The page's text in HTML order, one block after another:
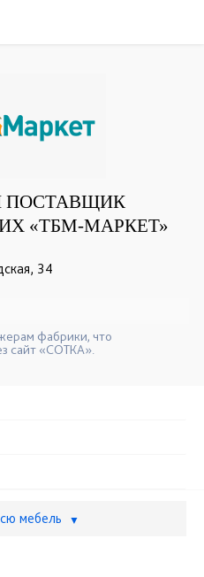
ПОСТАВЩИК
«ТБМ-МАРКЕТ»
34
фабрики, что
сайт «СОТКА».
мебель ▼